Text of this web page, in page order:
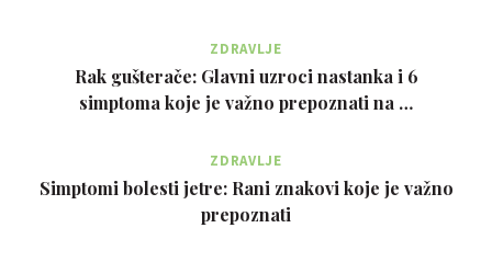
ZDRAVLJE
Rak gušterače: Glavni uzroci nastanka i 6
simptoma koje je važno prepoznati na …
ZDRAVLJE
Simptomi bolesti jetre: Rani znakovi koje je važno
prepoznati